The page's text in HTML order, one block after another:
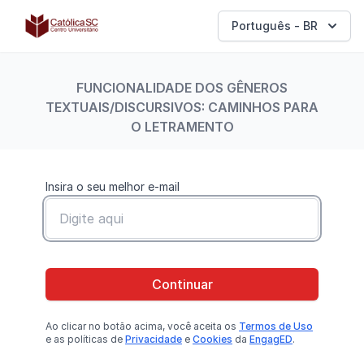
Católica SC | Experts Português - BR
FUNCIONALIDADE DOS GÊNEROS
TEXTUAIS/DISCURSIVOS: CAMINHOS PARA
O LETRAMENTO
Insira o seu melhor e-mail
Continuar
Ao clicar no botão acima, você aceita os Termos de Uso
e as políticas de Privacidade e Cookies da EngagED.